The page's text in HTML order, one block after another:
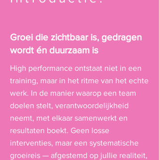
Groei die zichtbaar is, gedragen
wordt én duurzaam is
High performance ontstaat niet in een
training, maar in het ritme van het echte
werk. In de manier waarop een team
doelen stelt, verantwoordelijkheid
neemt, met elkaar samenwerkt en
resultaten boekt. Geen losse
interventies, maar een systematische
groeireis — afgestemd op jullie realiteit,